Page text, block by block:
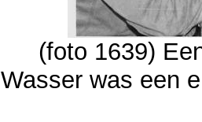
(foto 1639)
Wasser was een